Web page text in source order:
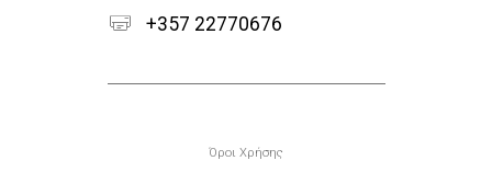
+357 22770676
Υποσέλιδο
Όροι Χρήσης